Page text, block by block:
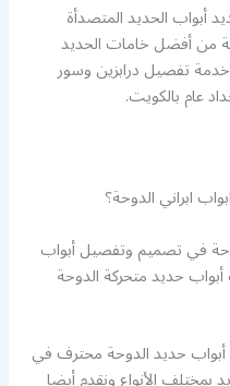
أبواب الحديد المتصدأة
من أفضل خامات الحديد
خدمة تفصيل درابزين وسور
عام بالكويت.
ابراني الدوحة؟
في تصميم وتفصيل أبواب
حديد متحركة الدوحة
حديد الدوحة محترف في